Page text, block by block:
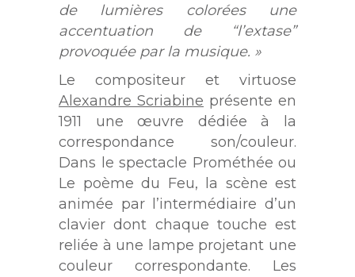
de lumières colorées une
accentuation de “l’extase”
provoquée par la musique. »
Le compositeur et virtuose
Alexandre Scriabine présente en
1911 une œuvre dédiée à la
correspondance son/couleur.
Dans le spectacle Prométhée ou
Le poème du Feu, la scène est
animée par l’intermédiaire d’un
clavier dont chaque touche est
reliée à une lampe projetant une
couleur correspondante. Les